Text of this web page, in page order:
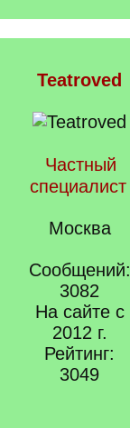
Teatroved
Частный
специалист
Москва
Сообщений:
3082
На сайте с
2012 г.
Рейтинг:
3049